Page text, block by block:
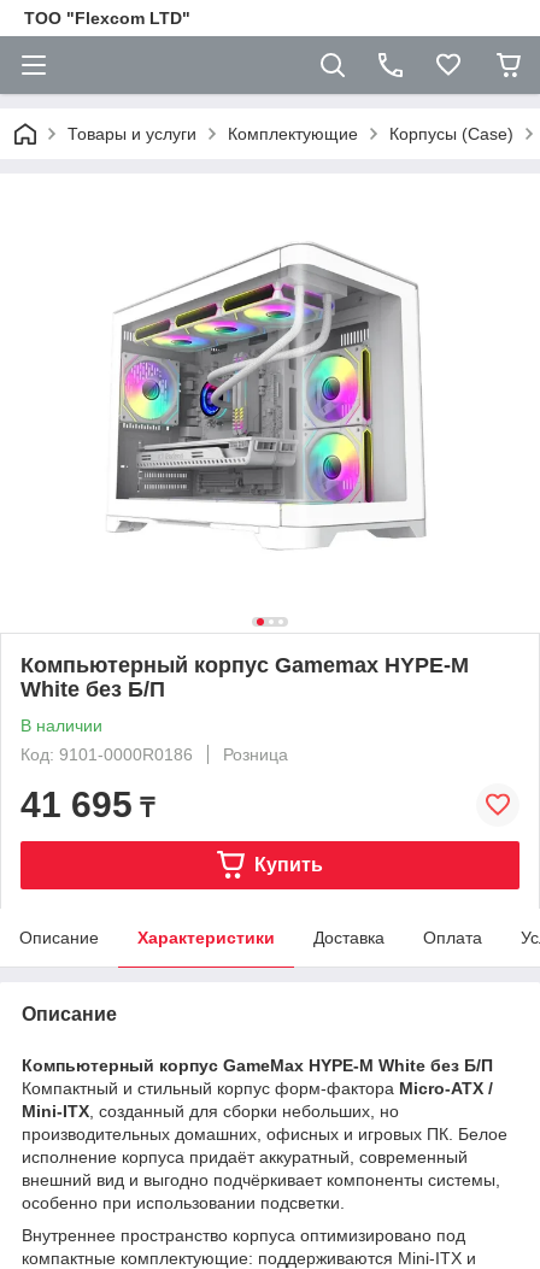
ТОО "Flexcom LTD"
Товары и услуги Комплектующие Корпусы (Case)
Компьютерный корпус Gamemax HYPE-M
White без Б/П
В наличии
Код: 9101-0000R0186
Розница
41 695 ₸
Купить
Описание Характеристики Доставка Оплата
Описание
Компьютерный корпус GameMax HYPE‑M White без Б/П
Компактный и стильный корпус форм‑фактора Micro‑ATX /
Mini‑ITX , созданный для сборки небольших, но
производительных домашних, офисных и игровых ПК. Белое
исполнение корпуса придаёт аккуратный, современный
внешний вид и выгодно подчёркивает компоненты системы,
особенно при использовании подсветки.
Внутреннее пространство корпуса оптимизировано под
компактные комплектующие: поддерживаются Mini‑ITX и